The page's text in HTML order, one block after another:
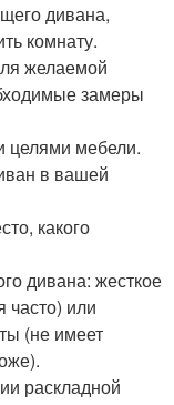
дивана,
комнату.
желаемой
замеры
целями мебели.
в вашей
какого
дивана: жесткое
часто) или
(не имеет
раскладной